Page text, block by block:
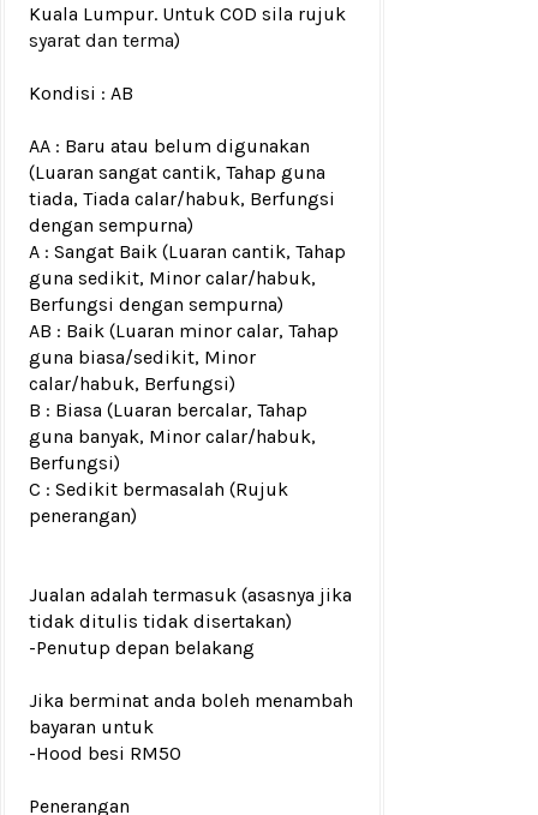
Kuala Lumpur. Untuk COD sila rujuk
syarat dan terma)
Kondisi : AB
AA : Baru atau belum digunakan
(Luaran sangat cantik, Tahap guna
tiada, Tiada calar/habuk, Berfungsi
dengan sempurna)
A : Sangat Baik (Luaran cantik, Tahap
guna sedikit, Minor calar/habuk,
Berfungsi dengan sempurna)
AB : Baik (Luaran minor calar, Tahap
guna biasa/sedikit, Minor
calar/habuk, Berfungsi)
B : Biasa (Luaran bercalar, Tahap
guna banyak, Minor calar/habuk,
Berfungsi)
C : Sedikit bermasalah (Rujuk
penerangan)
Jualan adalah termasuk (asasnya jika
tidak ditulis tidak disertakan)
-Penutup depan belakang
Jika berminat anda boleh menambah
bayaran untuk
-Hood besi RM50
Penerangan